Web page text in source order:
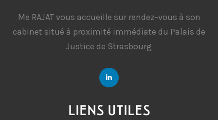
Me RAJAT vous accueille sur rendez-vous à son
cabinet situé à proximité immédiate du Palais de
Justice de Strasbourg
LIENS UTILES